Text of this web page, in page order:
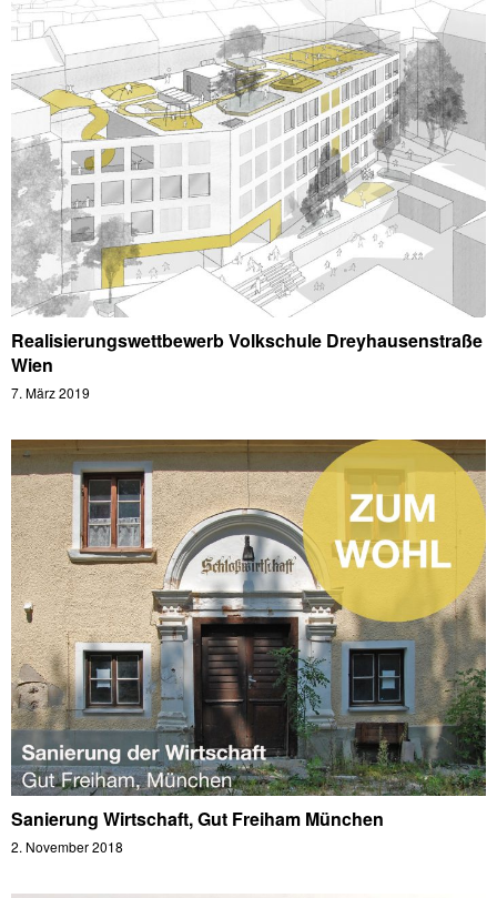
Realisierungswettbewerb Volkschule Dreyhausenstraße
Wien
7. März 2019
Sanierung Wirtschaft, Gut Freiham München
2. November 2018